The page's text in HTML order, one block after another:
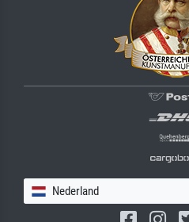
Nederland